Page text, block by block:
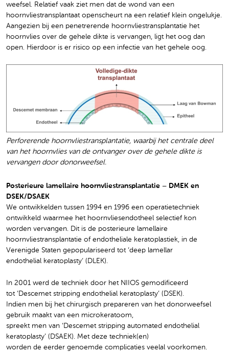
weefsel. Relatief vaak ziet men dat de wond van een
hoornvliestransplantaat openscheurt na een relatief klein ongelukje.
Aangezien bij een penetrerende hoornvliestransplantatie het
hoornvlies over de gehele dikte is vervangen, ligt het oog dan
open. Hierdoor is er risico op een infectie van het gehele oog.
Perforerende hoornvliestransplantatie, waarbij het centrale deel
van het hoornvlies van de ontvanger over de gehele dikte is
vervangen door donorweefsel.
Posterieure lamellaire hoornvliestransplantatie – DMEK en
DSEK/DSAEK
We ontwikkelden tussen 1994 en 1996 een operatietechniek
ontwikkeld waarmee het hoornvliesendotheel selectief kon
worden vervangen. Dit is de posterieure lamellaire
hoornvliestransplantatie of endotheliale keratoplastiek, in de
Verenigde Staten gepopulariseerd tot ‘deep lamellar
endothelial keratoplasty‘ (DLEK).
In 2001 werd de techniek door het NIIOS gemodificeerd
tot ‘Descemet stripping endothelial keratoplasty’ (DSEK).
Indien men bij het chirurgisch prepareren van het donorweefsel
gebruik maakt van een microkeratoom,
spreekt men van ‘Descemet stripping automated endothelial
keratoplasty’ (DSAEK). Met deze techniek(en)
worden de eerder genoemde complicaties veelal voorkomen.